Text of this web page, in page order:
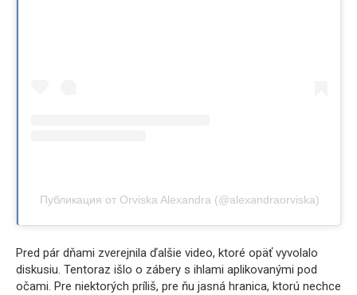
Публикация от Orviska Alexandra (@alexandraorviska)
Pred pár dňami zverejnila ďalšie video, ktoré opäť vyvolalo
diskusiu. Tentoraz išlo o zábery s ihlami aplikovanými pod
očami. Pre niektorých príliš, pre ňu jasná hranica, ktorú nechce